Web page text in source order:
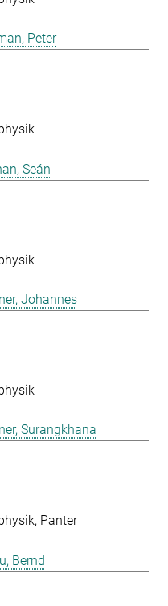
Peter
Seán
Johannes
Surangkhana
Panter
Bernd